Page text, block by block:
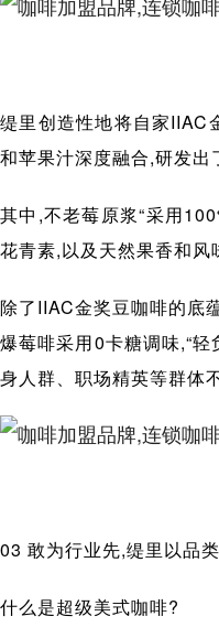
缇里创造性地将自家IIAC
和苹果汁深度融合,研发出
其中,不老莓原浆“采用
花青素,以及天然果香和风
除了IIAC金奖豆咖啡的底
爆莓啡采用0卡糖调味,“
身人群、职场精英等群体
03 敢为行业先,缇里以品
什么是超级美式咖啡?